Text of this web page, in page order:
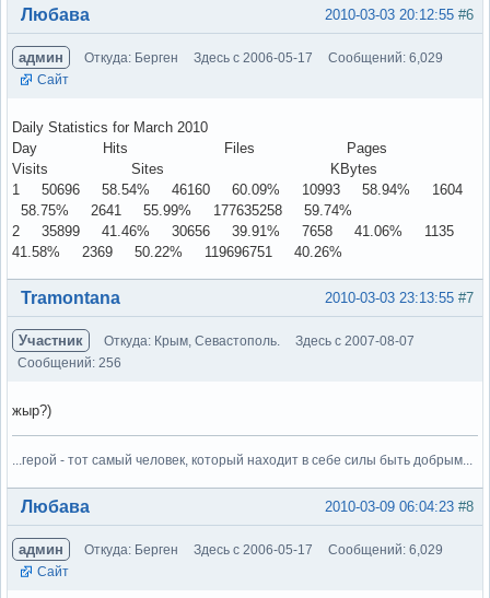
Вне форума #6
2010-03-03 20:12:55
Любава
админ Откуда: Берген Здесь с 2006-05-17
Сообщений: 6,029
Сайт
Daily Statistics for March 2010
Day Hits Files Pages
Visits Sites KBytes
1 50696 58.54% 46160 60.09% 10993 58.94% 1604
58.75% 2641 55.99% 177635258 59.74%
2 35899 41.46% 30656 39.91% 7658 41.06% 1135
41.58% 2369 50.22% 119696751 40.26%
Вне форума #7
2010-03-03 23:13:55
Tramontana
Участник Откуда: Крым, Севастополь.
Здесь с 2007-08-07
Сообщений: 256
жыр?)
...герой - тот самый человек, который находит в себе силы быть добрым...
Вне форума #8
2010-03-09 06:04:23
Любава
админ Откуда: Берген Здесь с 2006-05-17
Сообщений: 6,029
Сайт